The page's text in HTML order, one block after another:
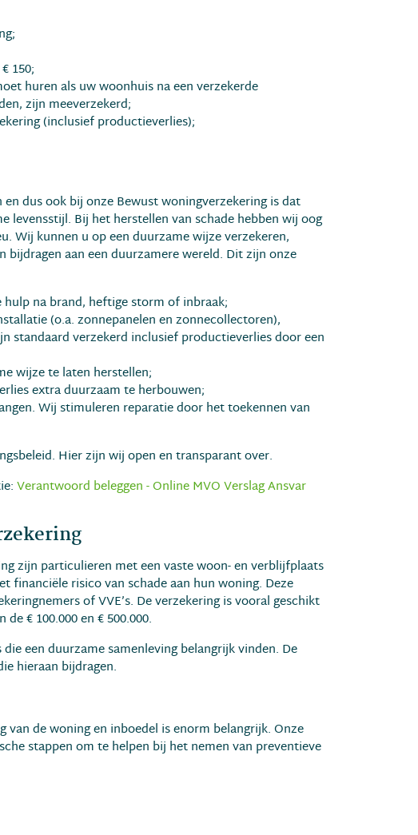
150;
huren als uw woonhuis na een verzekerde
zijn meeverzekerd;
(inclusief productieverlies);
dus ook bij onze Bewust woningverzekering is dat
levensstijl. Bij het herstellen van schade hebben wij oog
Wij kunnen u op een duurzame wijze verzekeren,
bijdragen aan een duurzamere wereld. Dit zijn onze
na brand, heftige storm of inbraak;
(o.a. zonnepanelen en zonnecollectoren),
standaard verzekerd inclusief productieverlies door een
wijze te laten herstellen;
extra duurzaam te herbouwen;
Wij stimuleren reparatie door het toekennen van
Hier zijn wij open en transparant over.
Verantwoord beleggen - Online MVO Verslag Ansvar
zijn particulieren met een vaste woon- en verblijfplaats
financiële risico van schade aan hun woning. Deze
of VVE’s. De verzekering is vooral geschikt
€ 100.000 en € 500.000.
een duurzame samenleving belangrijk vinden. De
hieraan bijdragen.
van de woning en inboedel is enorm belangrijk. Onze
stappen om te helpen bij het nemen van preventieve